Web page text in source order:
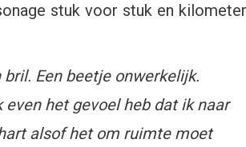
stuk voor stuk en kilometer
Een beetje onwerkelijk.
het gevoel heb dat ik naar
alsof het om ruimte moet